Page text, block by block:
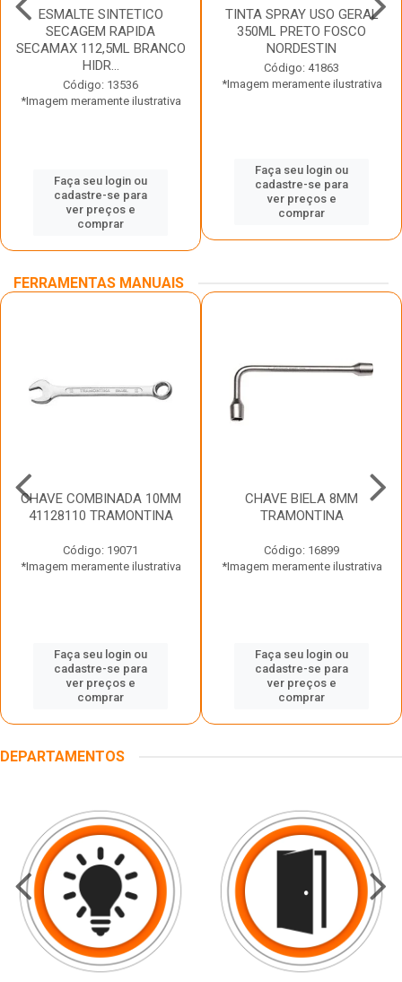
ESMALTE SINTETICO
SECAGEM RAPIDA
SECAMAX 112,5ML BRANCO
HIDR...
Código: 13536
*Imagem meramente ilustrativa
Faça seu login ou
cadastre-se para
ver preços e
comprar
TINTA SPRAY USO GERAL
350ML PRETO FOSCO
NORDESTIN
Código: 41863
*Imagem meramente ilustrativa
Faça seu login ou
cadastre-se para
ver preços e
comprar
FERRAMENTAS MANUAIS
CHAVE COMBINADA 10MM
41128110 TRAMONTINA
Código: 19071
*Imagem meramente ilustrativa
Faça seu login ou
cadastre-se para
ver preços e
comprar
CHAVE BIELA 8MM
TRAMONTINA
Código: 16899
*Imagem meramente ilustrativa
Faça seu login ou
cadastre-se para
ver preços e
comprar
DEPARTAMENTOS